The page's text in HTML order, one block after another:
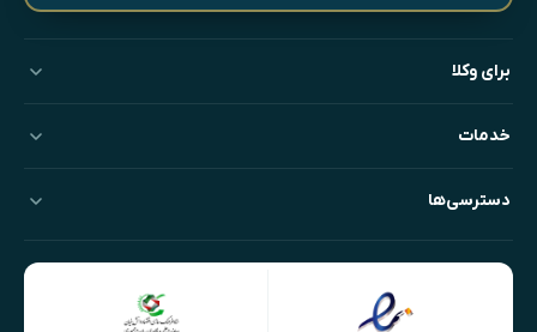
برای وکلا
خدمات
دسترسی‌ها